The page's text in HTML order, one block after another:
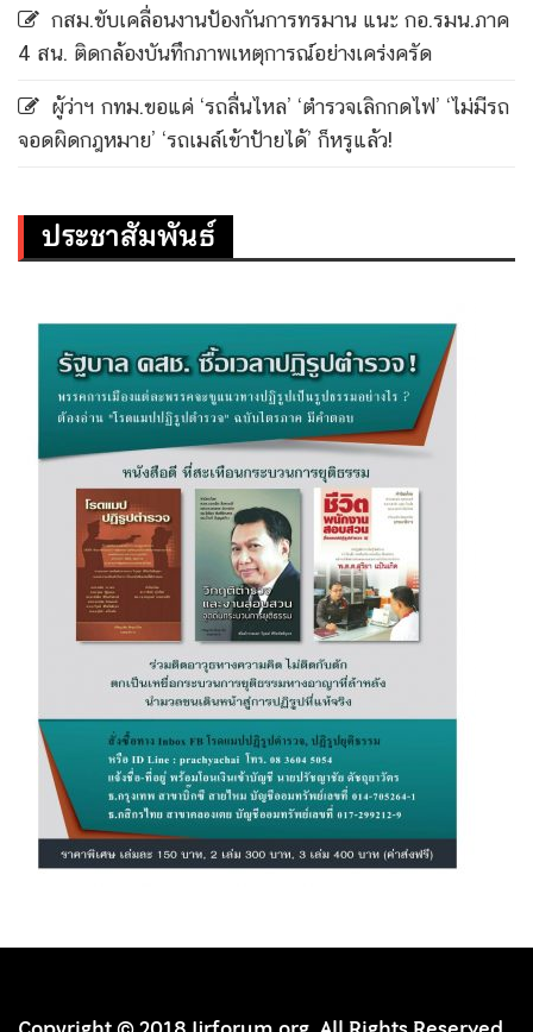
กสม.ขับเคลื่อนงานป้องกันการทรมาน แนะ กอ.รมน.ภาค
4 สน. ติดกล้องบันทึกภาพเหตุการณ์อย่างเคร่งครัด
ผู้ว่าฯ กทม.ขอแค่ ‘รถลื่นไหล’ ‘ตำรวจเลิกกดไฟ’ ‘ไม่มีรถ
จอดผิดกฎหมาย’ ‘รถเมล์เข้าป้ายได้’ ก็หรูแล้ว!
ประชาสัมพันธ์